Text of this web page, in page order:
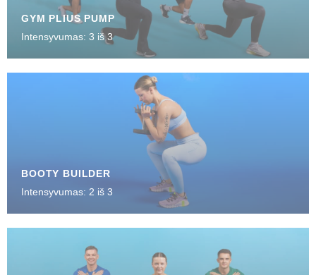
GYM PLIUS PUMP
Intensyvumas: 3 iš 3
BOOTY BUILDER
Intensyvumas: 2 iš 3